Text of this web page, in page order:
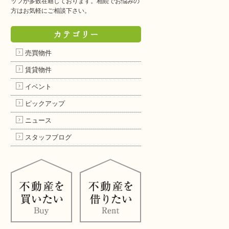
方はお気軽にご相談下さい。
カテゴリー
売買物件
賃貸物件
イベント
ピックアップ
ニュース
スタッフブログ